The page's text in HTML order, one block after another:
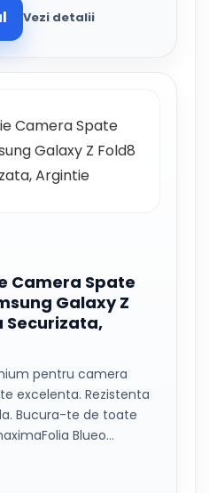
Vezi detalii
Camera Spate
Galaxy Z
Securizata,
pentru camera
excelenta. Rezistenta
Bucura-te de toate
Blueo…